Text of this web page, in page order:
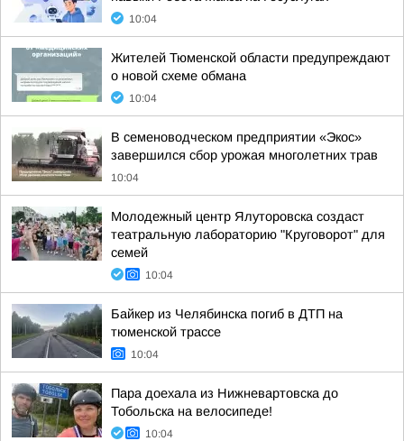
10:04
Жителей Тюменской области предупреждают
о новой схеме обмана
10:04
В семеноводческом предприятии «Экос»
завершился сбор урожая многолетних трав
10:04
Молодежный центр Ялуторовска создаст
театральную лабораторию "Круговорот" для
семей
10:04
Байкер из Челябинска погиб в ДТП на
тюменской трассе
10:04
Пара доехала из Нижневартовска до
Тобольска на велосипеде!
10:04